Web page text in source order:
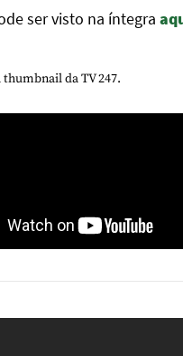
ser visto na íntegra
da TV 247.